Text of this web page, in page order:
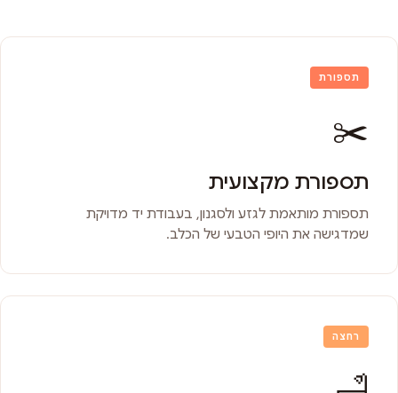
תספורת
✂️
תספורת מקצועית
תספורת מותאמת לגזע ולסגנון, בעבודת יד מדויקת
שמדגישה את היופי הטבעי של הכלב.
רחצה